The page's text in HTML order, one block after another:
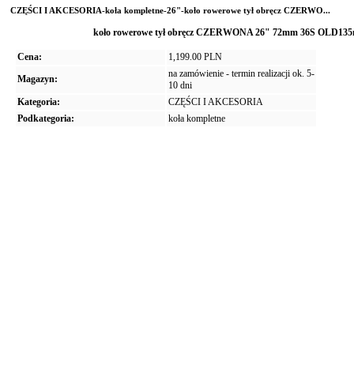
CZĘŚCI I AKCESORIA-koła kompletne-26"-koło rowerowe tył obręcz CZERWO...
koło rowerowe tył obręcz CZERWONA 26" 72mm 36S
Cena:
1,199.00 PLN
Magazyn:
na zamówienie - termin realizacji ok. 5-
10 dni
Kategoria:
CZĘŚCI I AKCESORIA
Podkategoria:
koła kompletne